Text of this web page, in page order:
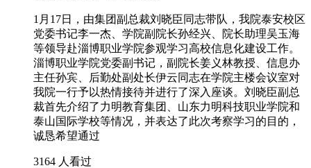
1月17日，由集团副总裁刘晓臣同志带队，我院泰安校区
党委书记李一杰、学院副院长孙经兴、院长助理吴玉海
等领导赴淄博职业学院参观学习高校信息化建设工作。
淄博职业学院党委副书记，副院长姜义林教授、信息办
主任孙宾、后勤处副处长伊云同志在学院主楼会议室对
我院一行予以热情接待并进行了深入座谈。刘晓臣副总
裁首先介绍了力明教育集团、山东力明科技职业学院和
泰山国际学校等情况，并表达了此次考察学习的目的，
诚恳希望通过
3164 人看过